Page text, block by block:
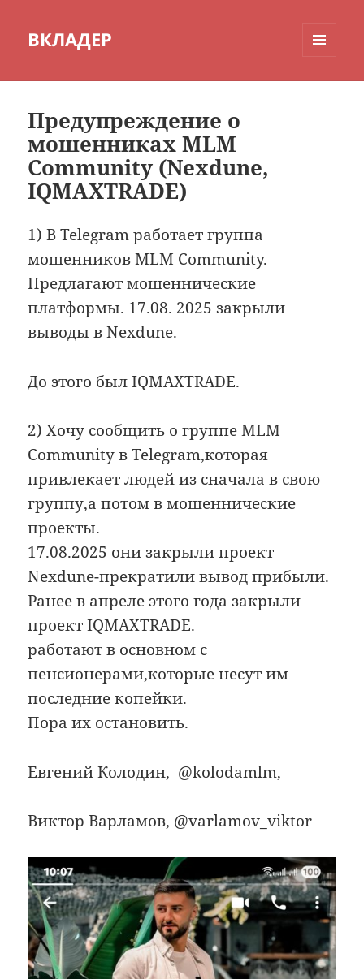
ВКЛАДЕР
Предупреждение о
мошенниках MLM
Community (Nexdune,
IQMAXTRADE)
1) В Telegram работает группа
мошенников MLM Community.
Предлагают мошеннические
платформы. 17.08. 2025 закрыли
выводы в Nexdune.
До этого был IQMAXTRADE.
2) Хочу сообщить о группе MLM
Community в Telegram,которая
привлекает людей из сначала в свою
группу,а потом в мошеннические
проекты.
17.08.2025 они закрыли проект
Nexdune-прекратили вывод прибыли.
Ранее в апреле этого года закрыли
проект IQMAXTRADE.
работают в основном с
пенсионерами,которые несут им
последние копейки.
Пора их остановить.
Евгений Колодин, @kolodamlm,
Виктор Варламов, @varlamov_viktor